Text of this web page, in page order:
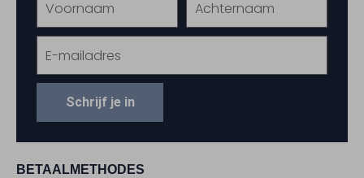
BETAALMETHODES
Schrijf je in